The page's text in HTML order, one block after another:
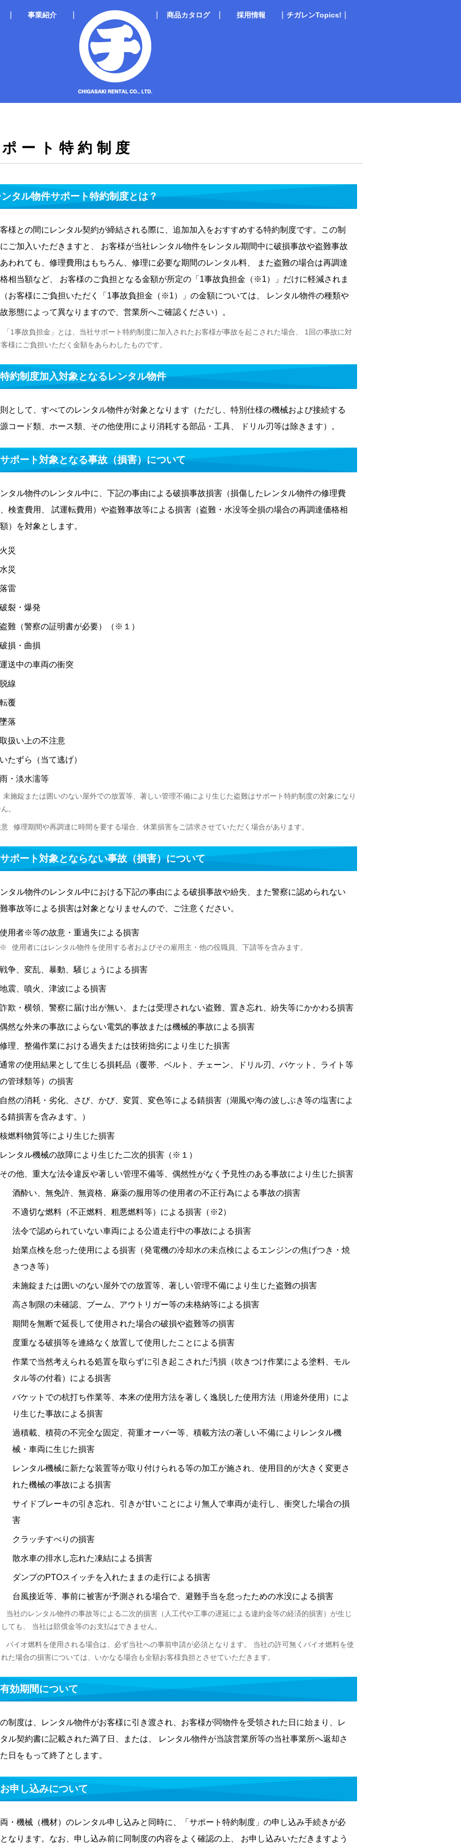
事業紹介 商品カタログ 採用情報 チガレンTopics!
ート特約制度
ンタル物件サポート特約制度とは？
様との間にレンタル契約が締結される際に、追加加入をおすすめする特約制度です。この制
ご加入いただきますと、 お客様が当社レンタル物件をレンタル期間中に破損事故や盗難事故
われても、修理費用はもちろん、修理に必要な期間のレンタル料、 また盗難の場合は再調達
相当額など、 お客様のご負担となる金額が所定の「1事故負担金（※1）」だけに軽減されま
お客様にご負担いただく「1事故負担金（※1）」の金額については、 レンタル物件の種類や
形態によって異なりますので、営業所へご確認ください）。
「1事故負担金」とは、当社サポート特約制度に加入されたお客様が事故を起こされた場合、 1回の事故に対
客様にご負担いただく金額をあらわしたものです。
約制度加入対象となるレンタル物件
として、すべてのレンタル物件が対象となります（ただし、特別仕様の機械および接続する
コード類、ホース類、その他使用により消耗する部品・工具、 ドリル刃等は除きます）。
ポート対象となる事故（損害）について
タル物件のレンタル中に、下記の事由による破損事故損害（損傷したレンタル物件の修理費
検査費用、 試運転費用）や盗難事故等による損害（盗難・水没等全損の場合の再調達価格相
）を対象とします。
火災
水災
落雷
破裂・爆発
盗難（警察の証明書が必要）（※１）
破損・曲損
運送中の車両の衝突
脱線
転覆
墜落
取扱い上の不注意
いたずら（当て逃げ）
雨・淡水濡等
未施錠または囲いのない屋外での放置等、著しい管理不備により生じた盗難はサポート特約制度の対象になり
。
意 修理期間や再調達に時間を要する場合、休業損害をご請求させていただく場合があります。
ポート対象とならない事故（損害）について
タル物件のレンタル中における下記の事由による破損事故や紛失、また警察に認められない
事故等による損害は対象となりませんので、ご注意ください。
使用者※等の故意・重過失による損害
※ 使用者にはレンタル物件を使用する者およびその雇用主・他の役職員、下請等を含みます。
戦争、変乱、暴動、騒じょうによる損害
地震、噴火、津波による損害
詐欺・横領、警察に届け出が無い、または受理されない盗難、置き忘れ、紛失等にかかわる損害
偶然な外来の事故によらない電気的事故または機械的事故による損害
修理、整備作業における過失または技術拙劣により生じた損害
通常の使用結果として生じる損耗品（覆帯、ベルト、チェーン、ドリル刃、バケット、ライト等
の管球類等）の損害
自然の消耗・劣化、さび、かび、変質、変色等による錆損害（湖風や海の波しぶき等の塩害によ
る錆損害を含みます。）
核燃料物質等により生じた損害
レンタル機械の故障により生じた二次的損害（※１）
その他、重大な法令違反や著しい管理不備等、偶然性がなく予見性のある事故により生じた損害
酒酔い、無免許、無資格、麻薬の服用等の使用者の不正行為による事故の損害
不適切な燃料（不正燃料、粗悪燃料等）による損害（※2）
法令で認められていない車両による公道走行中の事故による損害
始業点検を怠った使用による損害（発電機の冷却水の未点検によるエンジンの焦げつき・焼
きつき等）
未施錠または囲いのない屋外での放置等、著しい管理不備により生じた盗難の損害
高さ制限の未確認、ブーム、アウトリガー等の未格納等による損害
期間を無断で延長して使用された場合の破損や盗難等の損害
度重なる破損等を連絡なく放置して使用したことによる損害
作業で当然考えられる処置を取らずに引き起こされた汚損（吹きつけ作業による塗料、モル
タル等の付着）による損害
バケットでの杭打ち作業等、本来の使用方法を著しく逸脱した使用方法（用途外使用）によ
り生じた事故による損害
過積載、積荷の不完全な固定、荷重オーバー等、積載方法の著しい不備によりレンタル機
械・車両に生じた損害
レンタル機械に新たな装置等が取り付けられる等の加工が施され、使用目的が大きく変更さ
れた機械の事故による損害
サイドブレーキの引き忘れ、引きが甘いことにより無人で車両が走行し、衝突した場合の損
害
クラッチすべりの損害
散水車の排水し忘れた凍結による損害
ダンプのPTOスイッチを入れたままの走行による損害
台風接近等、事前に被害が予測される場合で、避難手当を怠ったための水没による損害
当社のレンタル物件の事故等による二次的損害（人工代や工事の遅延による違約金等の経済的損害）が生じ
ても、 当社は賠償金等のお支払はできません。
バイオ燃料を使用される場合は、必ず当社への事前申請が必須となります。 当社の許可無くバイオ燃料を使
れた場合の損害については、いかなる場合も全額お客様負担とさせていただきます。
効期間について
制度は、レンタル物件がお客様に引き渡され、お客様が同物件を受領された日に始まり、レ
ル契約書に記載された満了日、または、 レンタル物件が当該営業所等の当社事業所へ返却さ
日をもって終了とします。
申し込みについて
・機械（機材）のレンタル申し込みと同時に、「サポート特約制度」の申し込み手続きが必
なります。なお、申し込み前に同制度の内容をよく確認の上、 お申し込みいただきますよう